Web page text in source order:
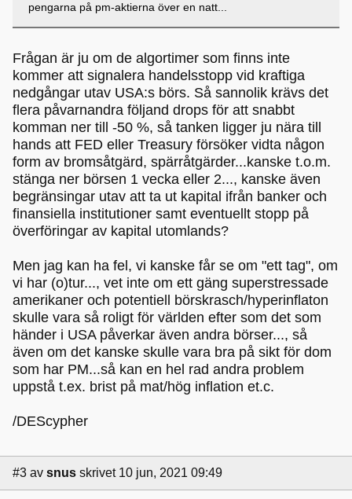
pengarna på pm-aktierna över en natt...
Frågan är ju om de algortimer som finns inte
kommer att signalera handelsstopp vid kraftiga
nedgångar utav USA:s börs. Så sannolik krävs det
flera påvarnandra följand drops för att snabbt
komman ner till -50 %, så tanken ligger ju nära till
hands att FED eller Treasury försöker vidta någon
form av bromsåtgärd, spärråtgärder...kanske t.o.m.
stänga ner börsen 1 vecka eller 2..., kanske även
begränsingar utav att ta ut kapital ifrån banker och
finansiella institutioner samt eventuellt stopp på
överföringar av kapital utomlands?
Men jag kan ha fel, vi kanske får se om "ett tag", om
vi har (o)tur..., vet inte om ett gäng superstressade
amerikaner och potentiell börskrasch/hyperinflaton
skulle vara så roligt för världen efter som det som
händer i USA påverkar även andra börser..., så
även om det kanske skulle vara bra på sikt för dom
som har PM...så kan en hel rad andra problem
uppstå t.ex. brist på mat/hög inflation et.c.
/DEScypher
#3 av snus skrivet 10 jun, 2021 09:49